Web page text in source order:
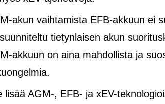
akun vaihtamista EFB-akkuun ei
tietynlaisen akun
akkuun on aina mahdollista ja
lisää AGM-, EFB- ja xEV-